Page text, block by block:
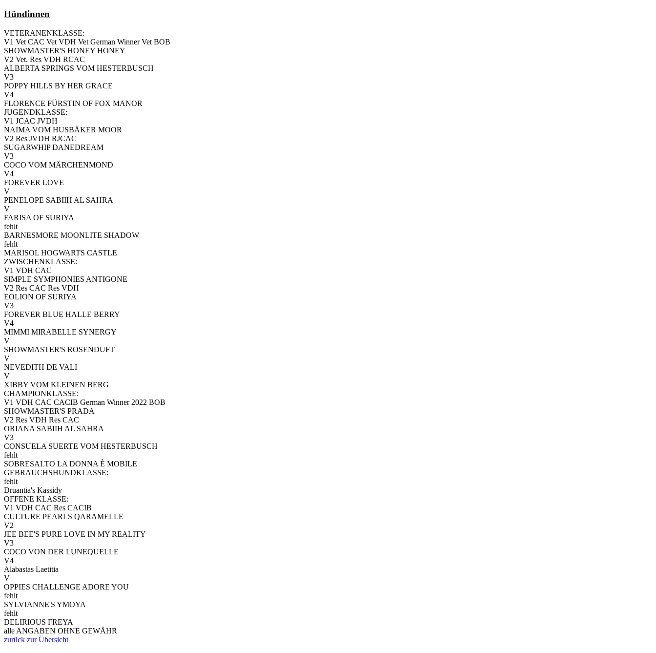
Hündinnen
VETERANENKLASSE:
V1 Vet CAC Vet VDH Vet German Winner Vet BOB
SHOWMASTER'S HONEY HONEY
V2 Vet. Res VDH RCAC
ALBERTA SPRINGS VOM HESTERBUSCH
V3
POPPY HILLS BY HER GRACE
V4
FLORENCE FÜRSTIN OF FOX MANOR
JUGENDKLASSE:
V1 JCAC JVDH
NAIMA VOM HUSBÄKER MOOR
V2 Res JVDH RJCAC
SUGARWHIP DANEDREAM
V3
COCO VOM MÄRCHENMOND
V4
FOREVER LOVE
V
PENELOPE SABIIH AL SAHRA
V
FARISA OF SURIYA
fehlt
BARNESMORE MOONLITE SHADOW
fehlt
MARISOL HOGWARTS CASTLE
ZWISCHENKLASSE:
V1 VDH CAC
SIMPLE SYMPHONIES ANTIGONE
V2 Res CAC Res VDH
EOLION OF SURIYA
V3
FOREVER BLUE HALLE BERRY
V4
MIMMI MIRABELLE SYNERGY
V
SHOWMASTER'S ROSENDUFT
V
NEVEDITH DE VALI
V
XIBBY VOM KLEINEN BERG
CHAMPIONKLASSE:
V1 VDH CAC CACIB German Winner 2022 BOB
SHOWMASTER'S PRADA
V2 Res VDH Res CAC
ORIANA SABIIH AL SAHRA
V3
CONSUELA SUERTE VOM HESTERBUSCH
fehlt
SOBRESALTO LA DONNA È MOBILE
GEBRAUCHSHUNDKLASSE:
fehlt
Druantia's Kassidy
OFFENE KLASSE:
V1 VDH CAC Res CACIB
CULTURE PEARLS QARAMELLE
V2
JEE BEE'S PURE LOVE IN MY REALITY
V3
COCO VON DER LUNEQUELLE
V4
Alabastas Laetitia
V
OPPIES CHALLENGE ADORE YOU
fehlt
SYLVIANNE'S YMOYA
fehlt
DELIRIOUS FREYA
alle ANGABEN OHNE GEWÄHR
zurück zur Übersicht